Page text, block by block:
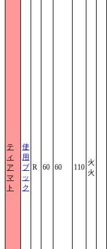
テ
ィ
ア
マ
ト
使
用
ブ
ッ
ク
R 60 60 110
火
火